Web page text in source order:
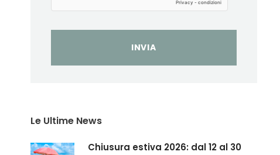
Le Ultime News
Chiusura estiva 2026: dal 12 al 30